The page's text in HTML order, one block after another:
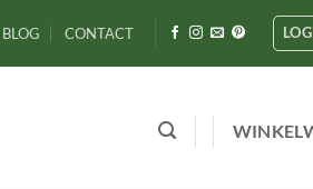
BLOG CONTACT